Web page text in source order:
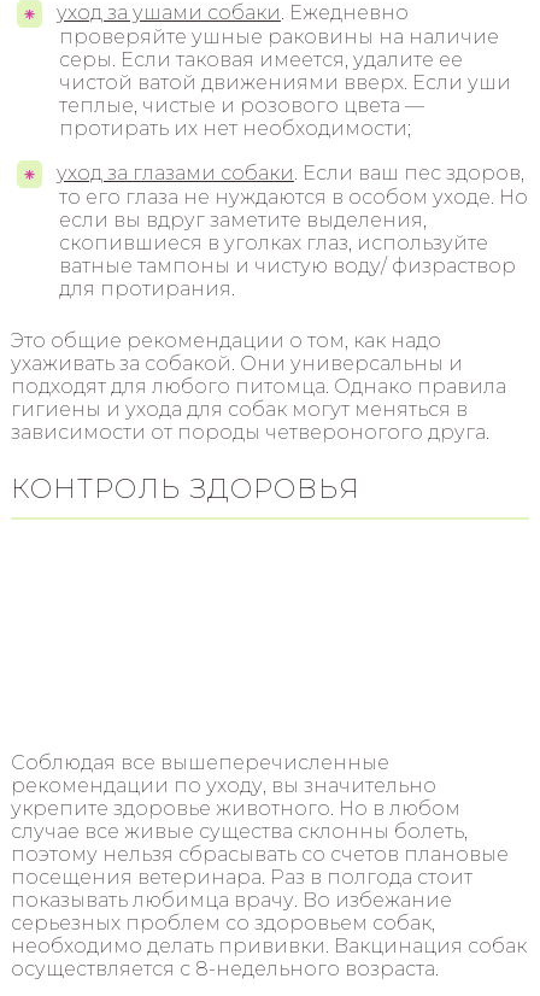
уход за ушами собаки. Ежедневно
проверяйте ушные раковины на наличие
серы. Если таковая имеется, удалите ее
чистой ватой движениями вверх. Если уши
теплые, чистые и розового цвета —
протирать их нет необходимости;
уход за глазами собаки. Если ваш пес здоров,
то его глаза не нуждаются в особом уходе. Но
если вы вдруг заметите выделения,
скопившиеся в уголках глаз, используйте
ватные тампоны и чистую воду/ физраствор
для протирания.
Это общие рекомендации о том, как надо
ухаживать за собакой. Они универсальны и
подходят для любого питомца. Однако правила
гигиены и ухода для собак могут меняться в
зависимости от породы четвероногого друга.
КОНТРОЛЬ ЗДОРОВЬЯ
Соблюдая все вышеперечисленные
рекомендации по уходу, вы значительно
укрепите здоровье животного. Но в любом
случае все живые существа склонны болеть,
поэтому нельзя сбрасывать со счетов плановые
посещения ветеринара. Раз в полгода стоит
показывать любимца врачу. Во избежание
серьезных проблем со здоровьем собак,
необходимо делать прививки. Вакцинация собак
осуществляется с 8-недельного возраста.